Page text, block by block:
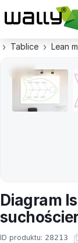
Tablice Lean
Diagram
ID produktu: 28213